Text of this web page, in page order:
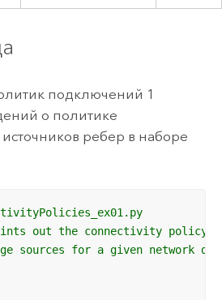
подключений 1
о политике
ребер в наборе
out the connectivity policy
for a given network